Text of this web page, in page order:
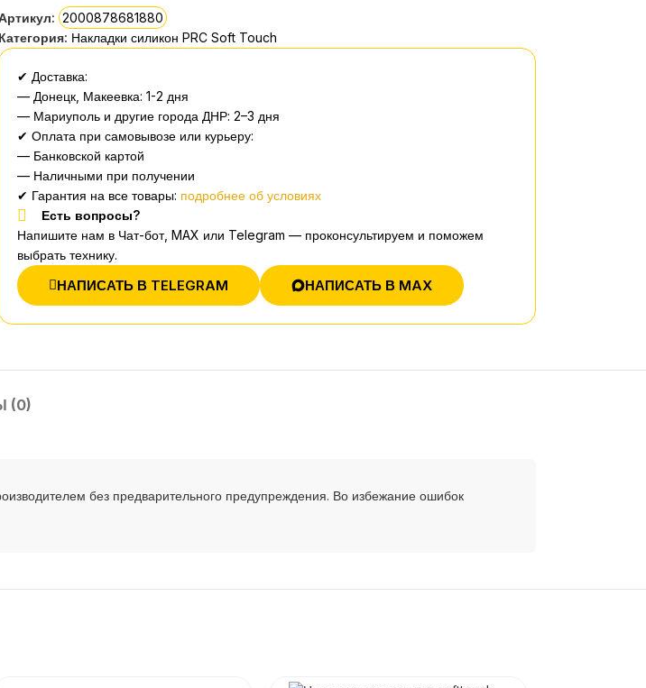
2000878681880
Категория: Накладки силикон PRC Soft Touch
✔ Доставка:
— Донецк, Макеевка: 1-2 дня
— Мариуполь и другие города ДНР: 2–3 дня
✔ Оплата при самовывозе или курьеру:
— Банковской картой
— Наличными при получении
✔ Гарантия на все товары: подробнее об условиях
Есть вопросы?
Напишите нам в Чат-бот, MAX или Telegram — проконсультируем и поможем
выбрать технику.
НАПИСАТЬ В TELEGRAM НАПИСАТЬ В MAX
(0)
без предварительного предупреждения. Во избежание ошибок